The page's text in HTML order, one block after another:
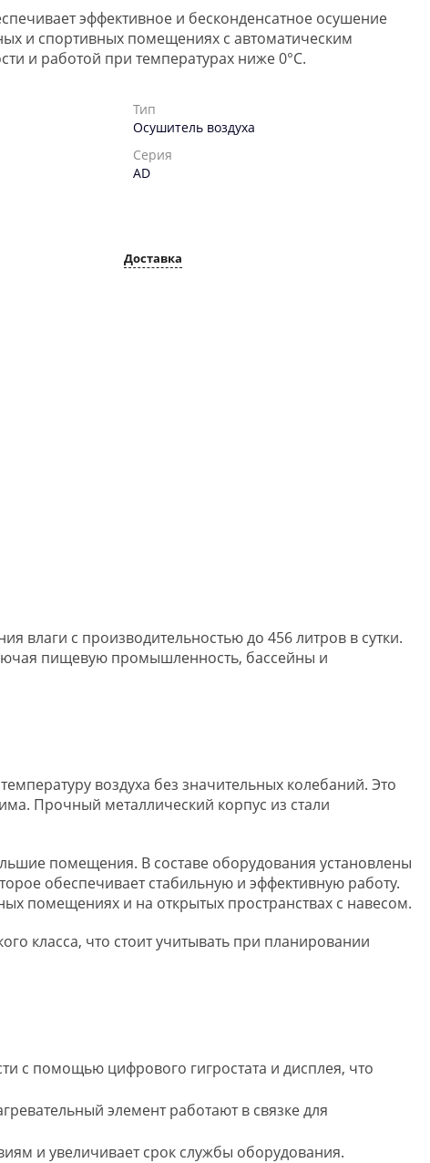
эффективное и бесконденсатное осушение
и спортивных помещениях с автоматическим
и работой при температурах ниже 0°C.
Тип
Осушитель воздуха
Серия
AD
Доставка
влаги с производительностью до 456 литров в сутки.
пищевую промышленность, бассейны и
воздуха без значительных колебаний. Это
Прочный металлический корпус из стали
помещения. В составе оборудования установлены
обеспечивает стабильную и эффективную работу.
помещениях и на открытых пространствах с навесом.
класса, что стоит учитывать при планировании
с помощью цифрового гигростата и дисплея, что
элемент работают в связке для
и увеличивает срок службы оборудования.